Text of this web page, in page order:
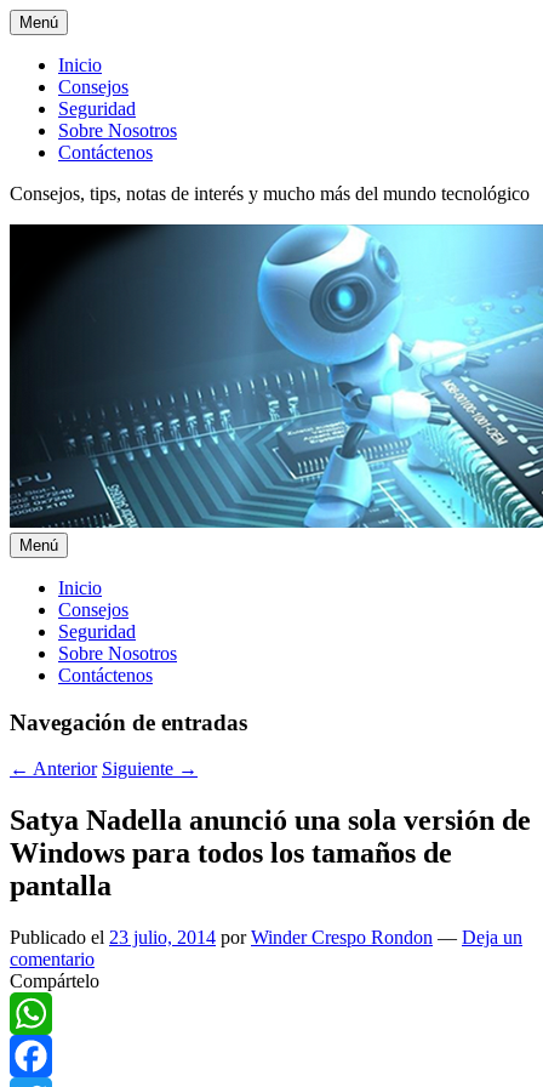
Menú
Menú
superior
Inicio
Consejos
Seguridad
Sobre Nosotros
Contáctenos
Consejos, tips, notas de interés y mucho más del mundo tecnológico
Menú
Menú
principal
Inicio
Consejos
Seguridad
Sobre Nosotros
Contáctenos
Navegación de entradas
← Anterior Siguiente →
Satya Nadella anunció una sola versión de
Windows para todos los tamaños de
pantalla
Publicado el 23 julio, 2014 porWinder Crespo Rondon — Deja un
comentario
Compártelo
WhatsApp